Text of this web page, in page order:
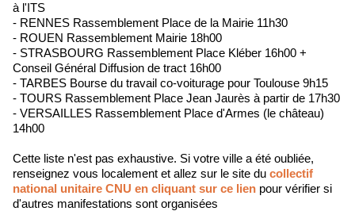
à l'ITS
- RENNES Rassemblement Place de la Mairie 11h30
- ROUEN Rassemblement Mairie 18h00
- STRASBOURG Rassemblement Place Kléber 16h00 +
Conseil Général Diffusion de tract 16h00
- TARBES Bourse du travail co-voiturage pour Toulouse 9h15
- TOURS Rassemblement Place Jean Jaurès à partir de 17h30
- VERSAILLES Rassemblement Place d'Armes (le château)
14h00
Cette liste n'est pas exhaustive. Si votre ville a été oubliée,
renseignez vous localement et allez sur le site du collectif
national unitaire CNU en cliquant sur ce lien pour vérifier si
d'autres manifestations sont organisées